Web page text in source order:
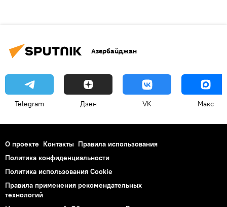
Азербайджан
Telegram Дзен VK Макс
О проекте Контакты Правила использования
Политика конфиденциальности
Политика использования Cookie
Правила применения рекомендательных
технологий